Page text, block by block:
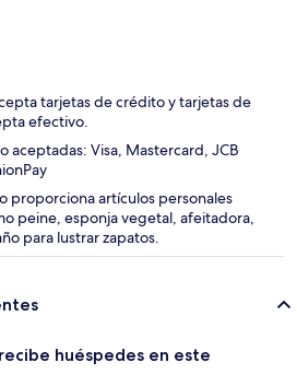
tarjetas de crédito y tarjetas de
efectivo.
aceptadas: Visa, Mastercard, JCB
proporciona artículos personales
peine, esponja vegetal, afeitadora,
para lustrar zapatos.
huéspedes en este